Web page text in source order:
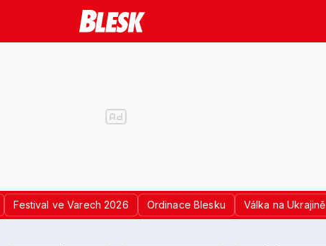
Festival ve Varech 2026 Ordinace Blesku Válka na Ukrajině